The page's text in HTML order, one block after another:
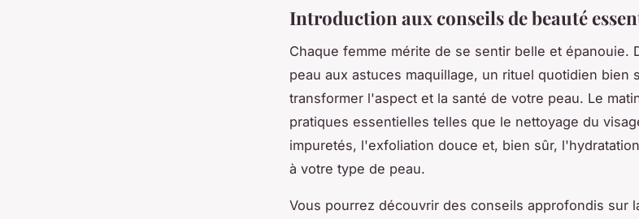
Introduction aux conseils de beauté
Chaque femme mérite de se sentir belle et épanouie.
peau aux astuces maquillage, un rituel quotidien bien
transformer l'aspect et la santé de votre peau. Le
pratiques essentielles telles que le nettoyage du
impuretés, l'exfoliation douce et, bien sûr,
à votre type de peau.
Vous pourrez découvrir des conseils approfondis sur